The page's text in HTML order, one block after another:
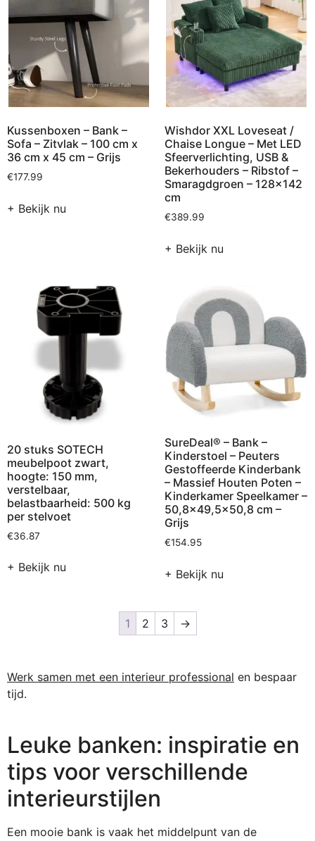
Kussenboxen – Bank –
Sofa – Zitvlak – 100 cm x
36 cm x 45 cm – Grijs
€177.99
+ Bekijk nu
Wishdor XXL Loveseat /
Chaise Longue – Met LED
Sfeerverlichting, USB &
Bekerhouders – Ribstof –
Smaragdgroen – 128×142
cm
€389.99
+ Bekijk nu
20 stuks SOTECH
meubelpoot zwart,
hoogte: 150 mm,
verstelbaar,
belastbaarheid: 500 kg
per stelvoet
€36.87
+ Bekijk nu
SureDeal® – Bank –
Kinderstoel – Peuters
Gestoffeerde Kinderbank
– Massief Houten Poten –
Kinderkamer Speelkamer –
50,8×49,5×50,8 cm –
Grijs
€154.95
+ Bekijk nu
1 2 3 →
Werk samen met een interieur professional en bespaar
tijd.
Leuke banken: inspiratie en
tips voor verschillende
interieurstijlen
Een mooie bank is vaak het middelpunt van de